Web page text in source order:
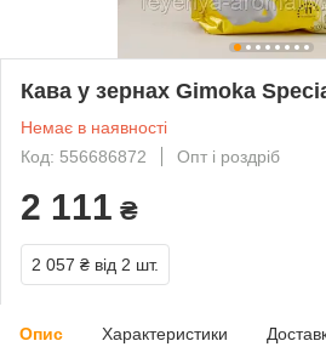
Кава у зернах Gimoka
Немає в наявності
Код: 556686872
Опт і роздріб
2 111 ₴
2 057 ₴ від 2 шт.
Опис Характеристики